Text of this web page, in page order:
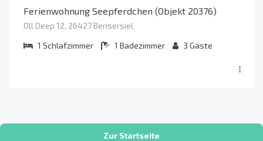
Ferienwohnung Seepferdchen (Objekt 20376)
Oll Deep 12, 26427 Bensersiel
1 Schlafzimmer 1 Badezimmer 3 Gäste
Zur Startseite